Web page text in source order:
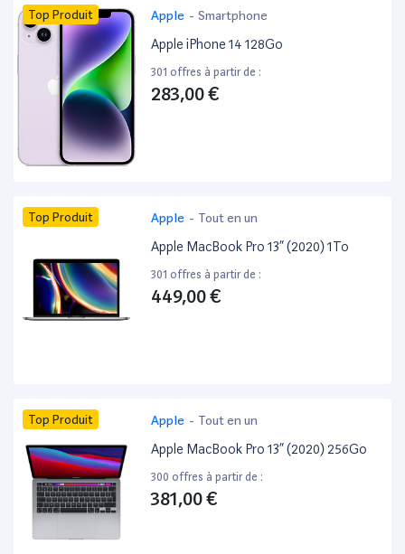
Top Produit Apple - Smartphone
Apple iPhone 14 128Go
301 offres à partir de :
283,00 €
Top Produit Apple - Tout en un
Apple MacBook Pro 13” (2020) 1To
301 offres à partir de :
449,00 €
Top Produit Apple - Tout en un
Apple MacBook Pro 13” (2020) 256Go
300 offres à partir de :
381,00 €